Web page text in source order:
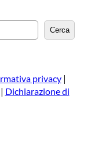
Cerca
privacy|
Dichiarazione di